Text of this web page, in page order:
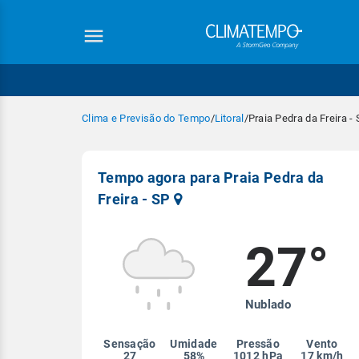
Clima e Previsão do Tempo/Litoral /Praia Pedra da Freira -
Tempo agora para Praia Pedra da
Freira - SP
27°
Nublado
Sensação
27
Umidade
58%
Pressão
1012 hPa
Vento
17 km/h
Equipe